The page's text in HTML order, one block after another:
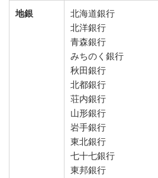
地銀
北海道銀行
北洋銀行
青森銀行
みちのく銀行
秋田銀行
北都銀行
荘内銀行
山形銀行
岩手銀行
東北銀行
七十七銀行
東邦銀行